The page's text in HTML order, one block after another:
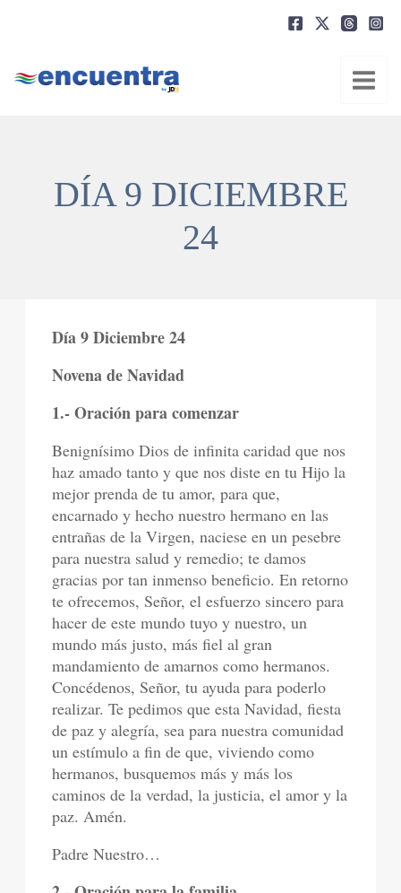
DÍA 9 DICIEMBRE
24
Día 9 Diciembre 24
Novena de Navidad
1.- Oración para comenzar
Benignísimo Dios de infinita caridad que nos
haz amado tanto y que nos diste en tu Hijo la
mejor prenda de tu amor, para que,
encarnado y hecho nuestro hermano en las
entrañas de la Virgen, naciese en un pesebre
para nuestra salud y remedio; te damos
gracias por tan inmenso beneficio. En retorno
te ofrecemos, Señor, el esfuerzo sincero para
hacer de este mundo tuyo y nuestro, un
mundo más justo, más fiel al gran
mandamiento de amarnos como hermanos.
Concédenos, Señor, tu ayuda para poderlo
realizar. Te pedimos que esta Navidad, fiesta
de paz y alegría, sea para nuestra comunidad
un estímulo a fin de que, viviendo como
hermanos, busquemos más y más los
caminos de la verdad, la justicia, el amor y la
paz. Amén.
Padre Nuestro…